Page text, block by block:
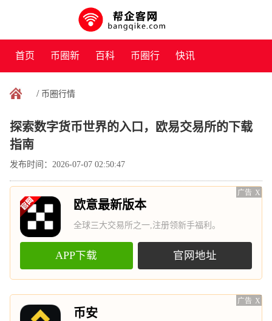
首页 币圈新
闻
百科 币圈行 快讯
/ 币圈行情
探索数字货币世界的入口，欧易交易所的下载
指南
发布时间：2026-07-07 02:50:47
广告 X
欧意最新版本
全球三大交易所之一,注册领新手福利。
APP下载 官网地址
广告 X
币安